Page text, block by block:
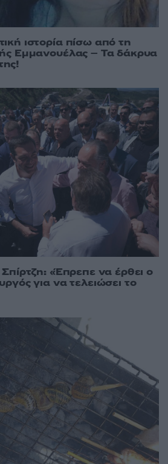
ιστορία πίσω από τη
Εμμανουέλας – Τα δάκρυα
«Έπρεπε να έρθει ο
για να τελειώσει το